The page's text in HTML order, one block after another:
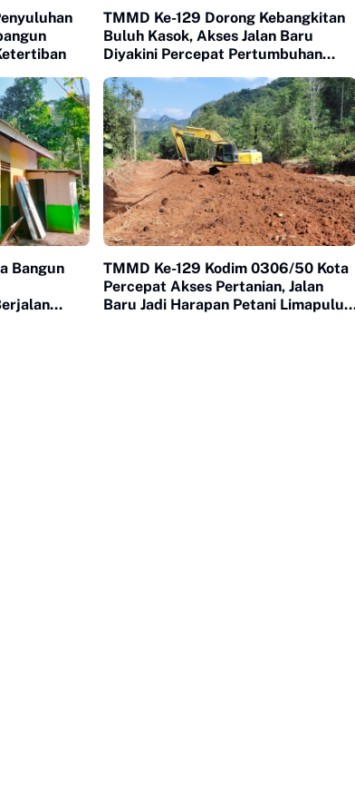
TMMD Ke-129 Dorong Kebangkitan
Buluh Kasok, Akses Jalan Baru
Diyakini Percepat Pertumbuhan
Bangun
TMMD Ke-129 Kodim 0306/50 Kota
Percepat Akses Pertanian, Jalan
Baru Jadi Harapan Petani Limapuluh